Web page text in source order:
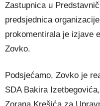
Zastupnica u
predsjednica
prokomentirala je izjave
Zovko.
Podsjećamo, Zovko je
SDA Bakira